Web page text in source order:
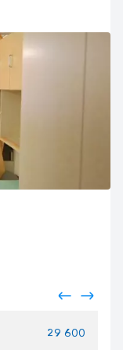
29 600